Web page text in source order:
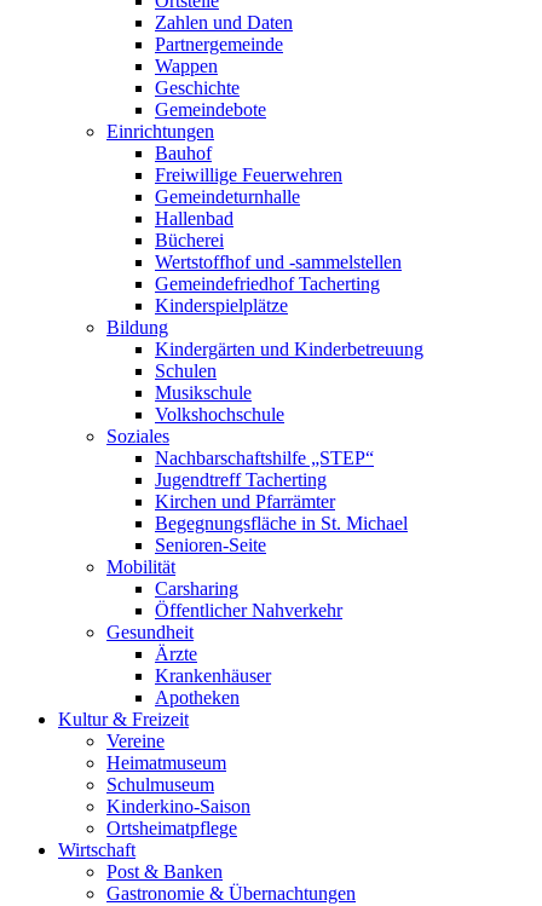
Zahlen und Daten
Partnergemeinde
Wappen
Geschichte
Gemeindebote
Einrichtungen
Bauhof
Freiwillige Feuerwehren
Gemeindeturnhalle
Hallenbad
Bücherei
Wertstoffhof und -sammelstellen
Gemeindefriedhof Tacherting
Kinderspielplätze
Bildung
Kindergärten und Kinderbetreuung
Schulen
Musikschule
Volkshochschule
Soziales
Nachbarschaftshilfe „STEP“
Jugendtreff Tacherting
Kirchen und Pfarrämter
Begegnungsfläche in St. Michael
Senioren-Seite
Mobilität
Carsharing
Öffentlicher Nahverkehr
Gesundheit
Ärzte
Krankenhäuser
Apotheken
Kultur & Freizeit
Vereine
Heimatmuseum
Schulmuseum
Kinderkino-Saison
Ortsheimatpflege
Wirtschaft
Post & Banken
Gastronomie & Übernachtungen